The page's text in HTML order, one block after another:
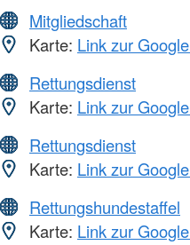
Mitgliedschaft
Karte: Link zur
Rettungsdienst
Karte: Link zur
Rettungsdienst
Karte: Link zur
Rettungshundestaffel
Karte: Link zur